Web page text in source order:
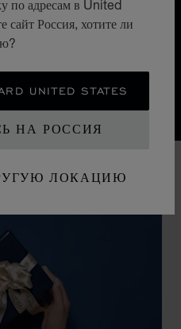
по адресам в United
Россия, хотите ли
UNITED STATES
НА РОССИЯ
ЛОКАЦИЮ
Двадцать два
на изобретения
поиске все более
tourbillon watch: 50-